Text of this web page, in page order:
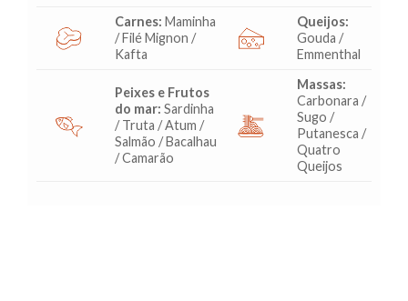
Carnes: Maminha
/ Filé Mignon /
Kafta
Queijos:
Gouda /
Emmenthal
Peixes e Frutos
do mar: Sardinha
/ Truta / Atum /
Salmão / Bacalhau
/ Camarão
Massas:
Carbonara /
Sugo /
Putanesca /
Quatro
Queijos